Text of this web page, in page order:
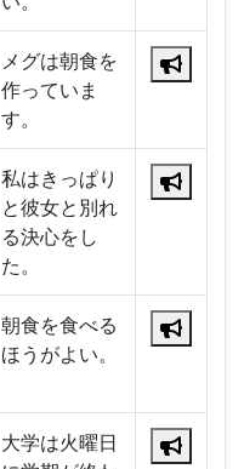
メグは朝食を
作っていま
す。
私はきっぱり
と彼女と別れ
る決心をし
た。
朝食を食べる
ほうがよい。
大学は火曜日